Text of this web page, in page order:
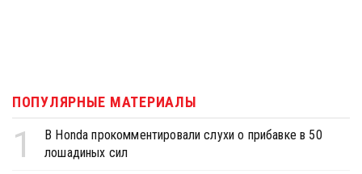
ПОПУЛЯРНЫЕ МАТЕРИАЛЫ
1
В Honda прокомментировали слухи о прибавке в 50
лошадиных сил